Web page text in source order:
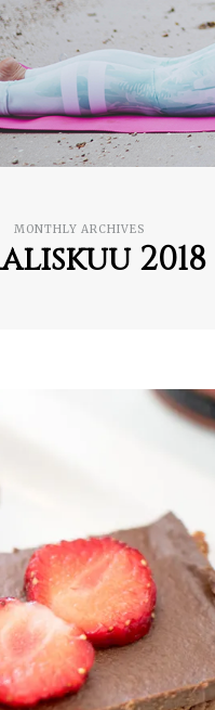
MONTHLY ARCHIVES
2018